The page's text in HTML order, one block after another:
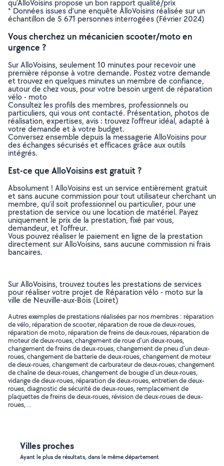
qu’AlloVoisins propose un bon rapport qualité/prix
* Données issues d’une enquête AlloVoisins réalisée sur un
échantillon de 5 671 personnes interrogées (Février 2024)
Vous cherchez un mécanicien scooter/moto en
urgence ?
Sur AlloVoisins, seulement 10 minutes pour recevoir une
première réponse à votre demande. Postez votre demande
et trouvez en quelques minutes un membre de confiance,
autour de chez vous, pour votre besoin urgent de réparation
vélo - moto
Consultez les profils des membres, professionnels ou
particuliers, qui vous ont contacté. Présentation, photos de
réalisation, expertises, avis : trouvez l'offreur idéal, adapté à
votre demande et à votre budget.
Conversez ensemble depuis la messagerie AlloVoisins pour
des échanges sécurisés et efficaces grâce aux outils
intégrés.
Est-ce que AlloVoisins est gratuit ?
Absolument ! AlloVoisins est un service entièrement gratuit
et sans aucune commission pour tout utilisateur cherchant un
membre, qu’il soit professionnel ou particulier, pour une
prestation de service ou une location de matériel. Payez
uniquement le prix de la prestation, fixé par vous,
demandeur, et l’offreur.
Vous pouvez réaliser le paiement en ligne de la prestation
directement sur AlloVoisins, sans aucune commission ni frais
bancaires.
Sur AlloVoisins, trouvez toutes les prestations de services
pour réaliser votre projet de Réparation vélo - moto sur la
ville de Neuville-aux-Bois (Loiret)
Autres exemples de prestations réalisées par nos membres : réparation
de vélo, réparation de scooter, réparation de roue de deux-roues,
réparation de moto, réparation de freins de deux-roues, réparation de
moteur de deux-roues, changement de roue d'un deux-roues,
changement de freins de deux-roues, changement de pneu d'un deux-
roues, changement de batterie de deux-roues, changement de moteur
de deux-roues, changement de carburateur de deux-roues, changement
de chaîne de deux-roues, changement de bougie d'un deux-roues,
vidange de deux-roues, réparation de deux-roues, entretien de deux-
roues, diagnostic de sécurité de deux-roues, remplacement de
plaquettes de freins de deux-roues, révision de deux-roues de deux-
roues, ..
Villes proches
Ayant le plus de résultats, dans le même département